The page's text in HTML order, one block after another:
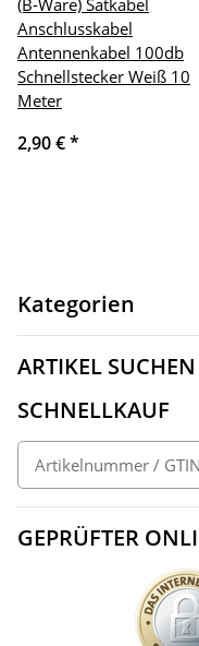
Anschlusskabel
Antennenkabel 100db
Schnellstecker Weiß 10
Meter
2,90 €*
Kategorien
ARTIKEL SUCHEN
SCHNELLKAUF
GEPRÜFTER